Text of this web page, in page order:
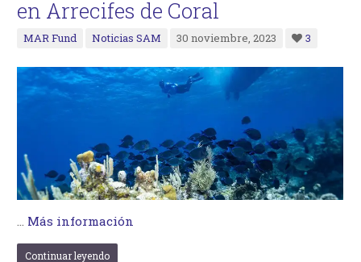
en Arrecifes de Coral
MAR Fund Noticias SAM 30 noviembre, 2023 3
… Más información
Continuar leyendo